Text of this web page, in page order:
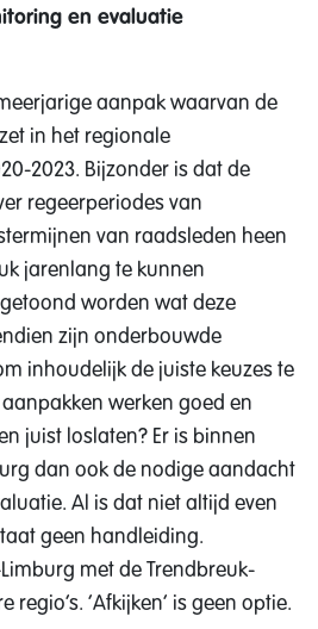
en evaluatie
aanpak waarvan de
in het regionale
2023. Bijzonder is dat de
regeerperiodes van
van raadsleden heen
jarenlang te kunnen
worden wat deze
zijn onderbouwde
inhoudelijk de juiste keuzes te
werken goed en
juist loslaten? Er is binnen
dan ook de nodige aandacht
Al is dat niet altijd even
geen handleiding.
met de Trendbreuk-
‘Afkijken’ is geen optie.